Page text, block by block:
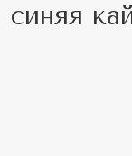
синяя